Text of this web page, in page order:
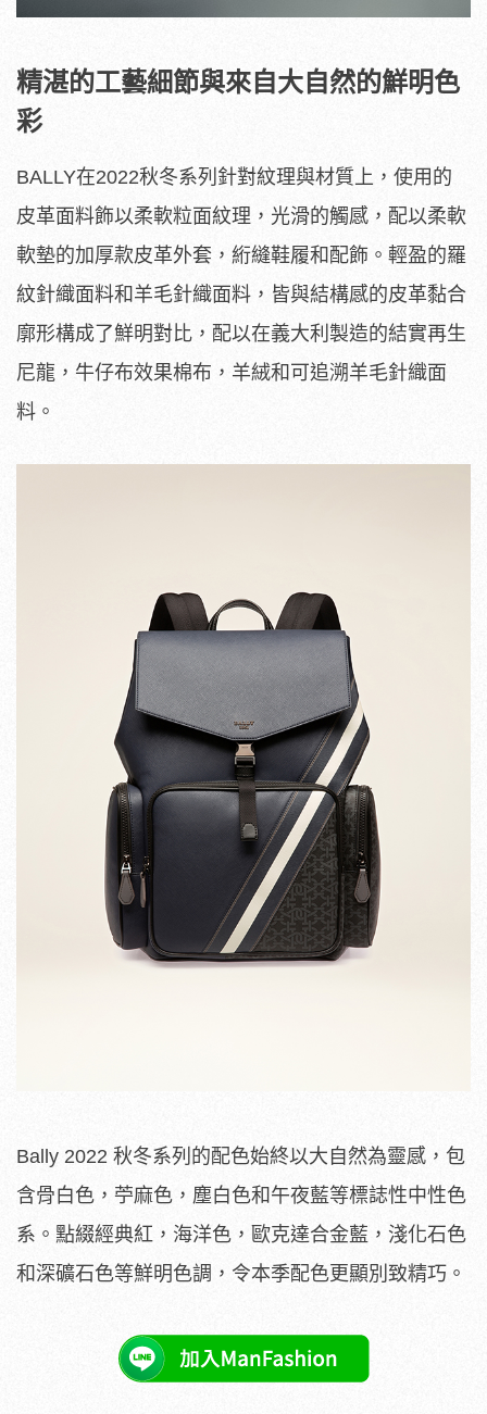
精湛的工藝細節與來自大自然的鮮明色
彩
BALLY在2022秋冬系列針對紋理與材質上，使用的
皮革面料飾以柔軟粒面紋理，光滑的觸感，配以柔軟
軟墊的加厚款皮革外套，絎縫鞋履和配飾。輕盈的羅
紋針織面料和羊毛針織面料，皆與結構感的皮革黏合
廓形構成了鮮明對比，配以在義大利製造的結實再生
尼龍，牛仔布效果棉布，羊絨和可追溯羊毛針織面
料。
Bally 2022 秋冬系列的配色始終以大自然為靈感，包
含骨白色，苧麻色，塵白色和午夜藍等標誌性中性色
系。點綴經典紅，海洋色，歐克達合金藍，淺化石色
和深礦石色等鮮明色調，令本季配色更顯別致精巧。